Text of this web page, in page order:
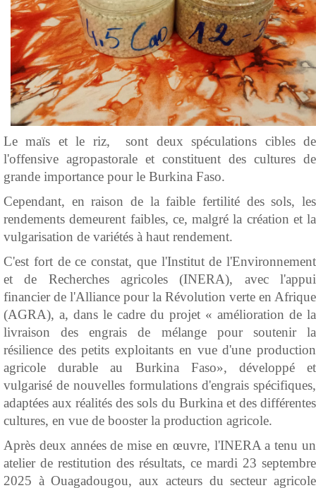
Le maïs et le riz, sont deux spéculations cibles de
l'offensive agropastorale et constituent des cultures de
grande importance pour le Burkina Faso.
Cependant, en raison de la faible fertilité des sols, les
rendements demeurent faibles, ce, malgré la création et la
vulgarisation de variétés à haut rendement.
C'est fort de ce constat, que l'Institut de l'Environnement
et de Recherches agricoles (INERA), avec l'appui
financier de l'Alliance pour la Révolution verte en Afrique
(AGRA), a, dans le cadre du projet « amélioration de la
livraison des engrais de mélange pour soutenir la
résilience des petits exploitants en vue d'une production
agricole durable au Burkina Faso», développé et
vulgarisé de nouvelles formulations d'engrais spécifiques,
adaptées aux réalités des sols du Burkina et des différentes
cultures, en vue de booster la production agricole.
Après deux années de mise en œuvre, l'INERA a tenu un
atelier de restitution des résultats, ce mardi 23 septembre
2025 à Ouagadougou, aux acteurs du secteur agricole